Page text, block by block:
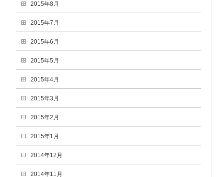
2015年8月
2015年7月
2015年6月
2015年5月
2015年4月
2015年3月
2015年2月
2015年1月
2014年12月
2014年11月